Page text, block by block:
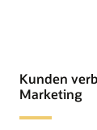
Kunden
Marketing